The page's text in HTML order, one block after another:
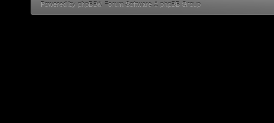
Powered by phpBB® Forum Software © phpBB Group